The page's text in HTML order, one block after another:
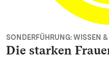
SONDERFÜHRUNG: WISSEN
Die starken